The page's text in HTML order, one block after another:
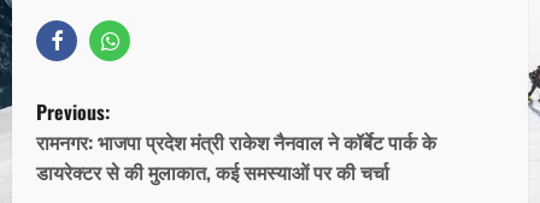
Previous:
रामनगर: भाजपा प्रदेश मंत्री राकेश नैनवाल ने कॉर्बेट पार्क के
डायरेक्टर से की मुलाकात, कई समस्याओं पर की चर्चा